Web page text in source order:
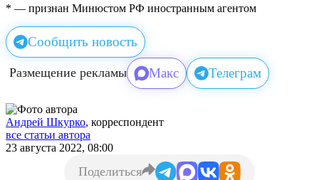
* — признан Минюстом РФ иностранным агентом
Сообщить новость
Размещение рекламы Макс Телеграм
Андрей Шкурко, корреспондент
все статьи автора
23 августа 2022, 08:00
Поделиться